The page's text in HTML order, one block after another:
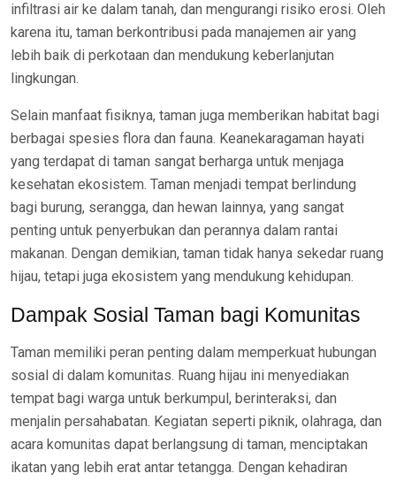
infiltrasi air ke dalam tanah, dan mengurangi risiko erosi. Oleh
karena itu, taman berkontribusi pada manajemen air yang
lebih baik di perkotaan dan mendukung keberlanjutan
lingkungan.
Selain manfaat fisiknya, taman juga memberikan habitat bagi
berbagai spesies flora dan fauna. Keanekaragaman hayati
yang terdapat di taman sangat berharga untuk menjaga
kesehatan ekosistem. Taman menjadi tempat berlindung
bagi burung, serangga, dan hewan lainnya, yang sangat
penting untuk penyerbukan dan perannya dalam rantai
makanan. Dengan demikian, taman tidak hanya sekedar ruang
hijau, tetapi juga ekosistem yang mendukung kehidupan.
Dampak Sosial Taman bagi Komunitas
Taman memiliki peran penting dalam memperkuat hubungan
sosial di dalam komunitas. Ruang hijau ini menyediakan
tempat bagi warga untuk berkumpul, berinteraksi, dan
menjalin persahabatan. Kegiatan seperti piknik, olahraga, dan
acara komunitas dapat berlangsung di taman, menciptakan
ikatan yang lebih erat antar tetangga. Dengan kehadiran